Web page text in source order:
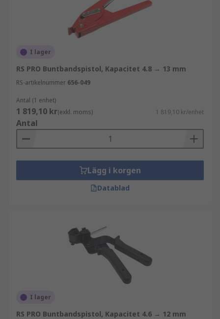
I lager
RS PRO Buntbandspistol, Kapacitet 4.8 → 13 mm
RS-artikelnummer 656-049
Antal (1 enhet)
1 819,10 kr(exkl. moms) 1 819,10 kr/enhet
Antal
Lägg i korgen
Datablad
I lager
RS PRO Buntbandspistol, Kapacitet 4.6 → 12 mm